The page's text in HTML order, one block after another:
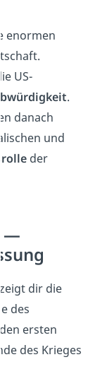
enormen
US-
.
danach
und
der
—
dir die
des
ersten
des Krieges